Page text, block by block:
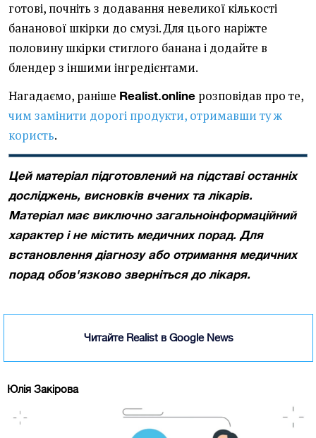
готові, почніть з додавання невеликої кількості
бананової шкірки до смузі. Для цього наріжте
половину шкірки стиглого банана і додайте в
блендер з іншими інгредієнтами.
Нагадаємо, раніше Realist.online розповідав про те,
чим замінити дорогі продукти, отримавши ту ж
користь.
Цей матеріал підготовлений на підставі останніх
досліджень, висновків вчених та лікарів.
Матеріал має виключно загальноінформаційний
характер і не містить медичних порад. Для
встановлення діагнозу або отримання медичних
порад обов'язково зверніться до лікаря.
Читайте Realist в Google News
Юлія Закірова